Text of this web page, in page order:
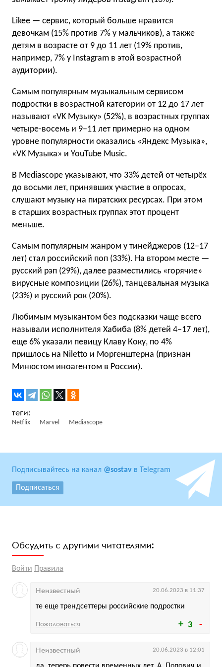
Likee — сервис, который больше нравится
девочкам (15% против 7% у мальчиков), а также
детям в возрасте от 9 до 11 лет (19% против,
например, 7% у Instagram в этой возрастной
аудитории).
Самым популярным музыкальным сервисом
подростки в возрастной категории от 12 до 17 лет
называют «VK Музыку» (52%), в возрастных группах
четыре-восемь и 9−11 лет примерно на одном
уровне популярности оказались «Яндекс Музыка»,
«VK Музыка» и YouTube Music.
В Mediascope указывают, что 33% детей от четырёх
до восьми лет, принявших участие в опросах,
слушают музыку на пиратских ресурсах. При этом
в старших возрастных группах этот процент
меньше.
Самым популярным жанром у тинейджеров (12−17
лет) стал российский поп (33%). На втором месте —
русский рэп (29%), далее разместились «горячие»
вирусные композиции (26%), танцевальная музыка
(23%) и русский рок (20%).
Любимым музыкантом без подсказки чаще всего
называли исполнителя Хабиба (8% детей 4−17 лет),
еще 6% указали певицу Клаву Коку, по 4%
пришлось на Niletto и Моргенштерна (признан
Минюстом иноагентом в России).
Netflix Marvel Mediascope
Подписывайтесь на канал @sostav в Telegram
Подписаться
Обсудить с другими читателями:
Войти Правила
3
те еще трендсеттеры российские подростки
Неизвестный 20.06.2023 в 11:37
Пожаловаться
Неизвестный 20.06.2023 в 12:01